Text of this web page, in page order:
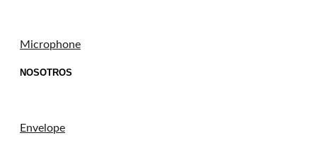
Microphone
NOSOTROS
Envelope